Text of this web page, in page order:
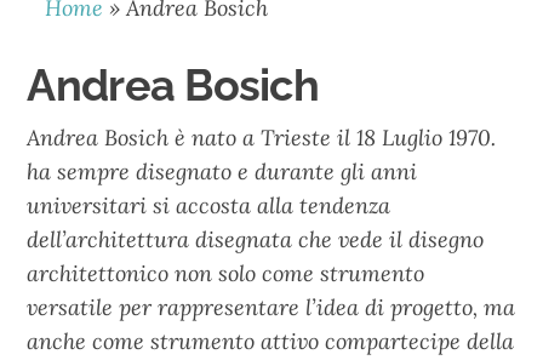
Home »Andrea Bosich
Andrea Bosich
Andrea Bosich è nato a Trieste il 18 Luglio 1970.
ha sempre disegnato e durante gli anni
universitari si accosta alla tendenza
dell’architettura disegnata che vede il disegno
architettonico non solo come strumento
versatile per rappresentare l’idea di progetto, ma
anche come strumento attivo compartecipe della